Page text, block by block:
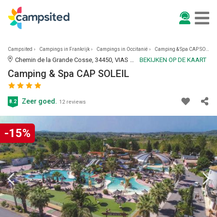
Campsited Campings in Frankrijk Campings in Occitanië Camping & Spa CAP SOLEIL
Chemin de la Grande Cosse, 34450, VIAS PLAGE, Frankrijk | 1.5KM VAN VIAS PLAGE BEKIJKEN OP DE KAART
Camping & Spa CAP SOLEIL
8.2 Zeer goed. 12 reviews
-15%